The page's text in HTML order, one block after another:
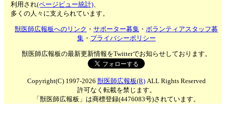
利用され(ページビュー統計)、
多くの人々に支えられています。
獣医師広報板へのリンク ・サポーター募集 ・ボランティアスタッフ募
集・ プライバシーポリシー
獣医師広報板の最新更新情報をTwitterでお知らせしております。
Copyright(C) 1997-2026 獣医師広報板(R)ALL Rights Reserved
許可なく転載を禁じます。
「獣医師広報板」は商標登録(4476083号)されています。